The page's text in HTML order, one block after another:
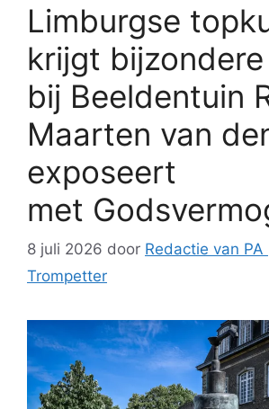
Limburgse
krijgt
bij Beeldentuin
Maarten van
exposeert
met
8 juli 2026 door Redactie van
Trompetter